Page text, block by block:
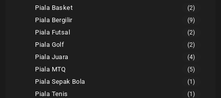
Piala Basket (2)
Piala Bergilir (9)
Piala Futsal (2)
Piala Golf (2)
Piala Juara (4)
Piala MTQ (5)
Piala Sepak Bola (1)
Piala Tenis (1)